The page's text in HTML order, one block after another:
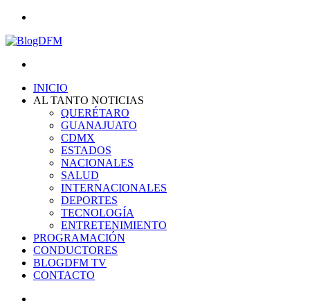
INICIO
AL TANTO NOTICIAS
QUERÉTARO
GUANAJUATO
CDMX
ESTADOS
NACIONALES
SALUD
INTERNACIONALES
DEPORTES
TECNOLOGÍA
ENTRETENIMIENTO
PROGRAMACIÓN
CONDUCTORES
BLOGDFM TV
CONTACTO